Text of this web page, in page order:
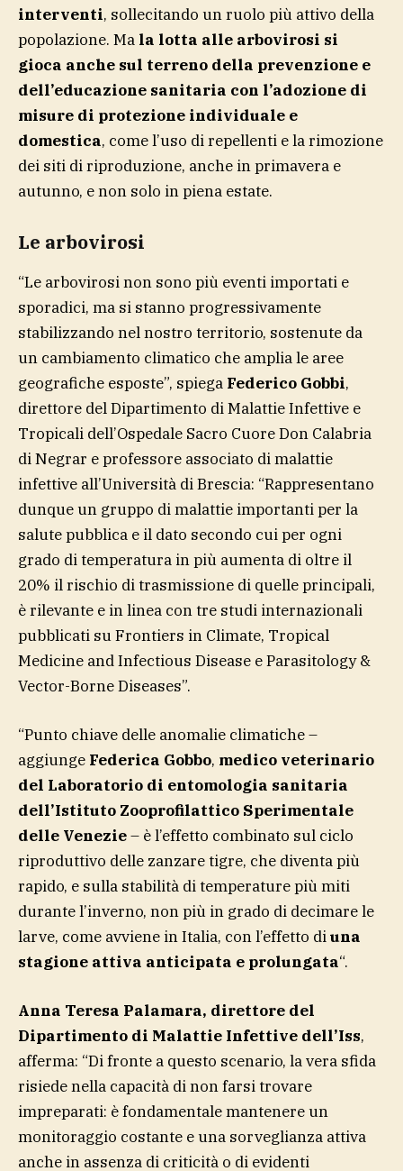
interventi, sollecitando un ruolo più attivo della
popolazione. Ma la lotta alle arbovirosi si
gioca anche sul terreno della prevenzione e
dell’educazione sanitaria con l’adozione di
misure di protezione individuale e
domestica, come l’uso di repellenti e la rimozione
dei siti di riproduzione, anche in primavera e
autunno, e non solo in piena estate.
Le arbovirosi
“Le arbovirosi non sono più eventi importati e
sporadici, ma si stanno progressivamente
stabilizzando nel nostro territorio, sostenute da
un cambiamento climatico che amplia le aree
geografiche esposte”, spiega Federico Gobbi,
direttore del Dipartimento di Malattie Infettive e
Tropicali dell’Ospedale Sacro Cuore Don Calabria
di Negrar e professore associato di malattie
infettive all’Università di Brescia: “Rappresentano
dunque un gruppo di malattie importanti per la
salute pubblica e il dato secondo cui per ogni
grado di temperatura in più aumenta di oltre il
20% il rischio di trasmissione di quelle principali,
è rilevante e in linea con tre studi internazionali
pubblicati su Frontiers in Climate, Tropical
Medicine and Infectious Disease e Parasitology &
Vector-Borne Diseases”.
“Punto chiave delle anomalie climatiche –
aggiunge Federica Gobbo, medico veterinario
del Laboratorio di entomologia sanitaria
dell’Istituto Zooprofilattico Sperimentale
delle Venezie– è l’effetto combinato sul ciclo
riproduttivo delle zanzare tigre, che diventa più
rapido, e sulla stabilità di temperature più miti
durante l’inverno, non più in grado di decimare le
larve, come avviene in Italia, con l’effetto diuna
stagione attiva anticipata e prolungata“.
Anna Teresa Palamara, direttore del
Dipartimento di Malattie Infettive dell’Iss,
afferma: “Di fronte a questo scenario, la vera sfida
risiede nella capacità di non farsi trovare
impreparati: è fondamentale mantenere un
monitoraggio costante e una sorveglianza attiva
anche in assenza di criticità o di evidenti